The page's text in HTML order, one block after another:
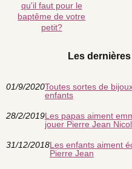
qu'il faut pour le
baptême de votre
petit?
Les
01/9/2020Toutes sortes de
enfants
28/2/2019Les papas aiment
jouer Pierre Jean
31/12/2018Les enfants aiment
Pierre Jean